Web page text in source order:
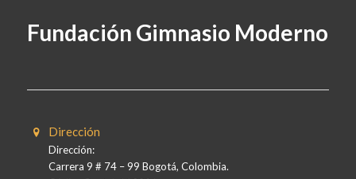
Fundación Gimnasio Moderno
Dirección
Dirección:
Carrera 9 # 74 – 99 Bogotá, Colombia.